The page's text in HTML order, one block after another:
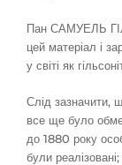
Пан САМУЕЛЬ
цей матеріал і
у світі як
Слід зазначити,
все ще було
до 1880 року
були